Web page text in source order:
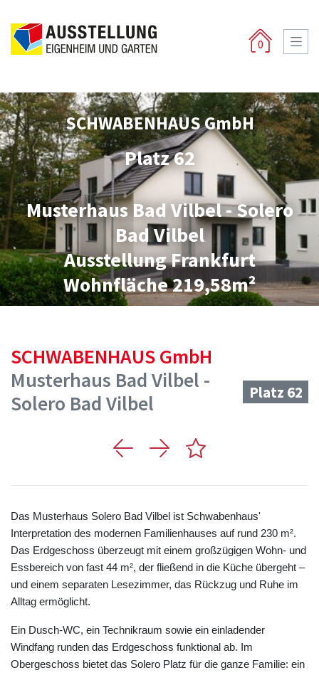
0
SCHWABENHAUS GmbH
Platz 62
Musterhaus Bad Vilbel - Solero
Bad Vilbel
Ausstellung Frankfurt
Wohnfläche 219,58m²
SCHWABENHAUS GmbH
Musterhaus Bad Vilbel -
Solero Bad Vilbel
Platz 62
Das Musterhaus Solero Bad Vilbel ist Schwabenhaus'
Interpretation des modernen Familienhauses auf rund 230 m².
Das Erdgeschoss überzeugt mit einem großzügigen Wohn- und
Essbereich von fast 44 m², der fließend in die Küche übergeht –
und einem separaten Lesezimmer, das Rückzug und Ruhe im
Alltag ermöglicht.
Ein Dusch-WC, ein Technikraum sowie ein einladender
Windfang runden das Erdgeschoss funktional ab. Im
Obergeschoss bietet das Solero Platz für die ganze Familie: ein